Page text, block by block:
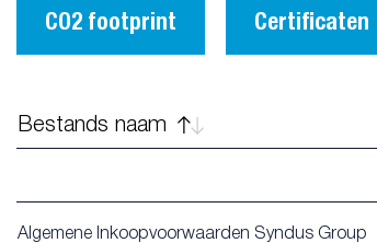
CO2 footprint Certificaten
Bestands naam
Algemene Inkoopvoorwaarden Syndus Group